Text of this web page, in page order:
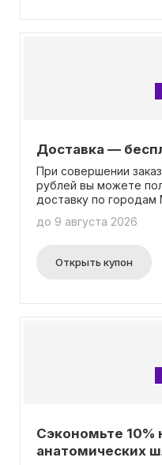
магазин и сделайте
запоминающиеся
Доставка —
При совершении
рублей вы можете
доставку по городам
требуется вводить
до 9 августа 2026
Открыть купон
Сэкономьте 10%
анатомических